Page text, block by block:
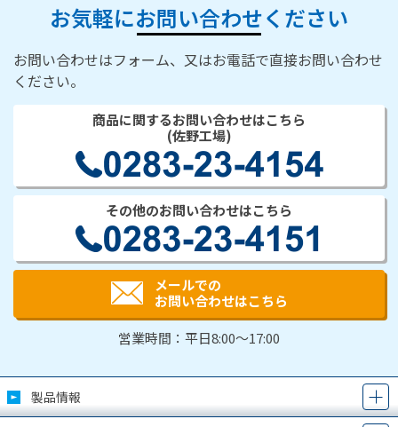
お気軽にお問い合わせください
お問い合わせはフォーム、又はお電話で直接お問い合わせ
ください。
商品に関するお問い合わせはこちら
(佐野工場)
その他のお問い合わせはこちら
メールでの
お問い合わせはこちら
営業時間：平日8:00～17:00
製品情報